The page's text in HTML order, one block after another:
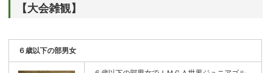
【大会雑観】
６歳以下の部男女